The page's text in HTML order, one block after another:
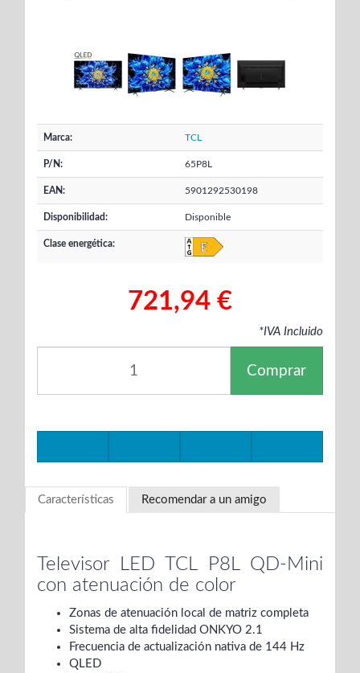
Marca: TCL
P/N: 65P8L
EAN: 5901292530198
Disponibilidad: Disponible
Clase energética:
721,94 €
*IVA Incluido
Comprar
Características Recomendar a un amigo
Televisor LED TCL P8L QD-Mini
con atenuación de color
Zonas de atenuación local de matriz completa
Sistema de alta fidelidad ONKYO 2.1
Frecuencia de actualización nativa de 144 Hz
QLED